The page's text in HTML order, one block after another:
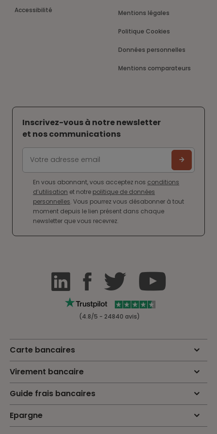
Accessibilité Mentions légales
Politique Cookies
Données personnelles
Mentions comparateurs
Inscrivez-vous à notre newsletter
et nos communications
En vous abonnant, vous acceptez nos conditions
d’utilisation et notre politique de données
personnelles. Vous pourrez vous désabonner à tout
moment depuis le lien présent dans chaque
newsletter que vous recevrez.
(4.8/5 - 24840 avis)
Carte bancaires
Virement bancaire
Guide frais bancaires
Epargne